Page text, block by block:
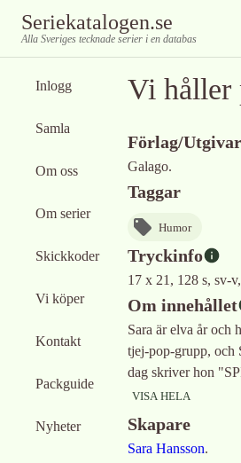
Seriekatalogen.se
Alla Sveriges tecknade serier i en databas
Inlogg
Samla
Om oss
Om serier
Skickkoder
Vi köper
Kontakt
Packguide
Nyheter
Vi håller
Förlag/
Galago.
Taggar
Humor
Tryckinfo
17 x 21, 128 s, sv-
Om innehållet
Sara är elva år och
tjej-pop-grupp, och
dag skriver hon
VISA HELA
Skapare
Sara Hansson.